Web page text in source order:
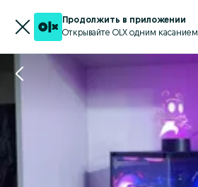
Продолжить в приложении
Открывайте OLX одним касанием